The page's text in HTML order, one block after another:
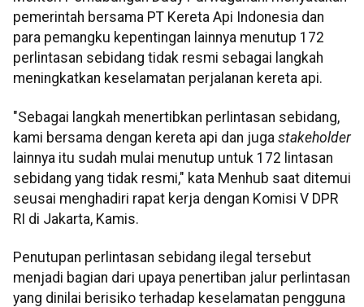
pemerintah bersama PT Kereta Api Indonesia dan
para pemangku kepentingan lainnya menutup 172
perlintasan sebidang tidak resmi sebagai langkah
meningkatkan keselamatan perjalanan kereta api.
"Sebagai langkah menertibkan perlintasan sebidang,
kami bersama dengan kereta api dan juga stakeholder
lainnya itu sudah mulai menutup untuk 172 lintasan
sebidang yang tidak resmi," kata Menhub saat ditemui
seusai menghadiri rapat kerja dengan Komisi V DPR
RI di Jakarta, Kamis.
Penutupan perlintasan sebidang ilegal tersebut
menjadi bagian dari upaya penertiban jalur perlintasan
yang dinilai berisiko terhadap keselamatan pengguna